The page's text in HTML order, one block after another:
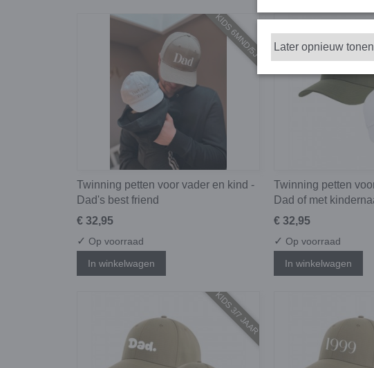
KIDS 6MND/5J
Twinning petten voor vader en kind -
Dad's best friend
€ 32,95
✓ Op voorraad
In winkelwagen
Twinning petten
Dad of met
€ 32,95
✓ Op voorraad
In winkelwagen
KIDS 3/7 JAAR
Later opnieuw tonen